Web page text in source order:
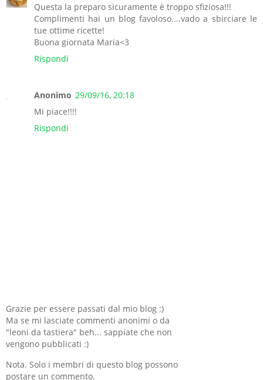
Questa la preparo sicuramente è troppo sfiziosa!!!
Complimenti hai un blog favoloso....vado a sbirciare le
tue ottime ricette!
Buona giornata Maria<3
Rispondi
Anonimo 29/09/16, 20:18
Mi piace!!!!
Rispondi
Grazie per essere passati dal mio blog :)
Ma se mi lasciate commenti anonimi o da
"leoni da tastiera" beh... sappiate che non
vengono pubblicati :)
Nota. Solo i membri di questo blog possono
postare un commento.